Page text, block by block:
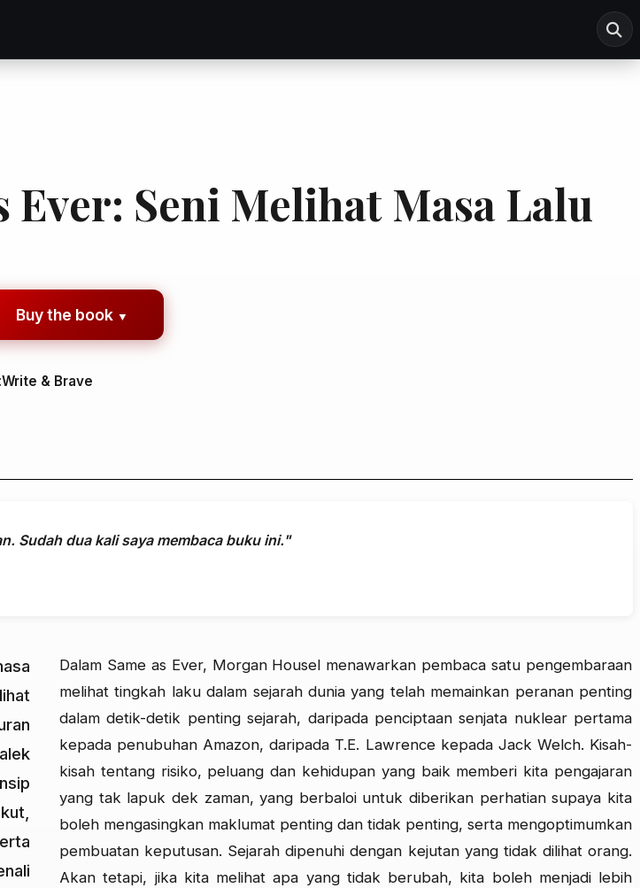
Ever: Seni Melihat Masa Lalu
Buy the book ▼
Write & Brave
Sudah dua kali saya membaca buku ini."
Dalam Same as Ever, Morgan Housel menawarkan pembaca satu pengembaraan
melihat tingkah laku dalam sejarah dunia yang telah memainkan peranan penting
dalam detik-detik penting sejarah, daripada penciptaan senjata nuklear pertama
kepada penubuhan Amazon, daripada T.E. Lawrence kepada Jack Welch. Kisah-
kisah tentang risiko, peluang dan kehidupan yang baik memberi kita pengajaran
yang tak lapuk dek zaman, yang berbaloi untuk diberikan perhatian supaya kita
boleh mengasingkan maklumat penting dan tidak penting, serta mengoptimumkan
pembuatan keputusan. Sejarah dipenuhi dengan kejutan yang tidak dilihat orang.
Akan tetapi, jika kita melihat apa yang tidak berubah, kita boleh menjadi lebih